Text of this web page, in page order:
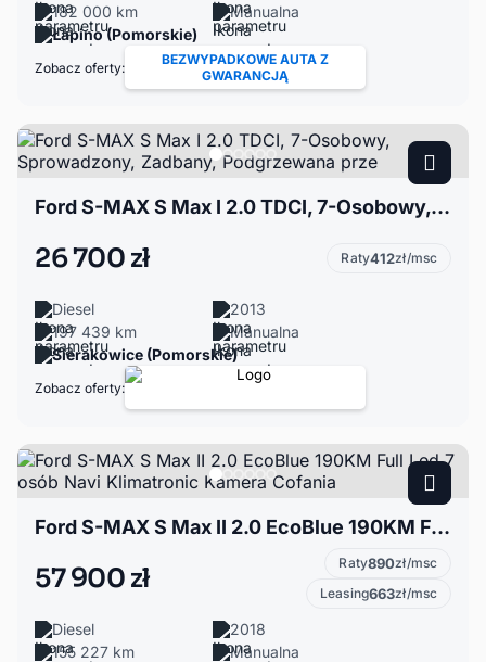
182 000 km
Manualna
Łapino (Pomorskie)
Zobacz oferty:
BEZWYPADKOWE AUTA Z
GWARANCJĄ
Ford S-MAX S Max I 2.0 TDCI, 7-Osobowy, Sprowadzony, Zadbany, Podgrzewana prze
26 700 zł Raty412zł/msc
Diesel
2013
197 439 km
Manualna
Sierakowice (Pomorskie)
Zobacz oferty:
Ford S-MAX S Max II 2.0 EcoBlue 190KM Full Led 7 osób Navi Klimatronic Kamera Cofania
57 900 zł Raty890zł/msc
Leasing663zł/msc
Diesel
2018
155 227 km
Manualna